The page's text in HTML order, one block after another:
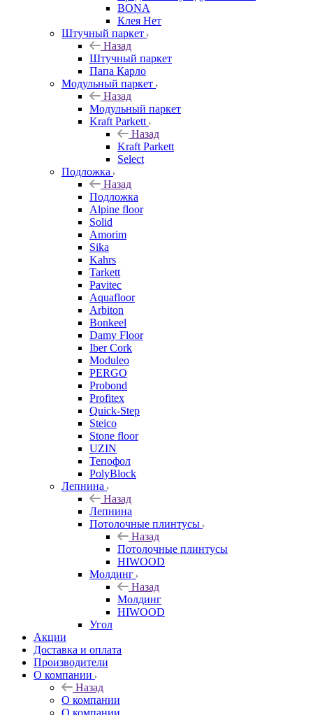
BONA
Клея Нет
Штучный паркет
Назад
Штучный паркет
Папа Карло
Модульный паркет
Назад
Модульный паркет
Kraft Parkett
Назад
Kraft Parkett
Select
Подложка
Назад
Подложка
Alpine floor
Solid
Amorim
Sika
Kahrs
Tarkett
Pavitec
Aquafloor
Arbiton
Bonkeel
Damy Floor
Iber Cork
Moduleo
PERGO
Probond
Profitex
Quick-Step
Steico
Stone floor
UZIN
Тепофол
PolyBlock
Лепнина
Назад
Лепнина
Потолочные плинтусы
Назад
Потолочные плинтусы
HIWOOD
Молдинг
Назад
Молдинг
HIWOOD
Угол
Акции
Доставка и оплата
Производители
О компании
Назад
О компании
О компании